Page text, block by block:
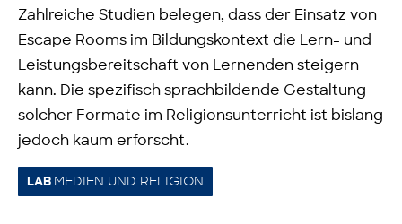
Zahlreiche Studien belegen, dass der Einsatz von
Escape Rooms im Bildungskontext die Lern- und
Leistungsbereitschaft von Lernenden steigern
kann. Die spezifisch sprachbildende Gestaltung
solcher Formate im Religionsunterricht ist bislang
jedoch kaum erforscht.
LAB MEDIEN UND RELIGION